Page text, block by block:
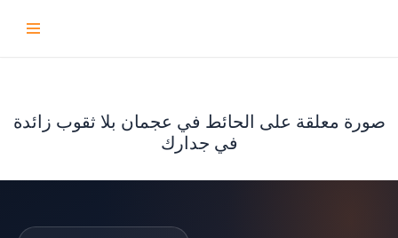
صورة معلقة على الحائط في عجمان بلا ثقوب زائدة
في جدارك